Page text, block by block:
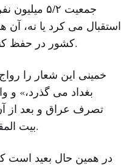
جمعیت ۵/۲
استقبال می کرد یا نه،
کشور در حفظ کنترل بغداد دچار مشکل بودند.
خمینی این شعار را
بغداد می گذرد،» و
تصرف عراق و بعد از
بیت المقدس و نابودی اسراییل است.
در همین حال بعید است